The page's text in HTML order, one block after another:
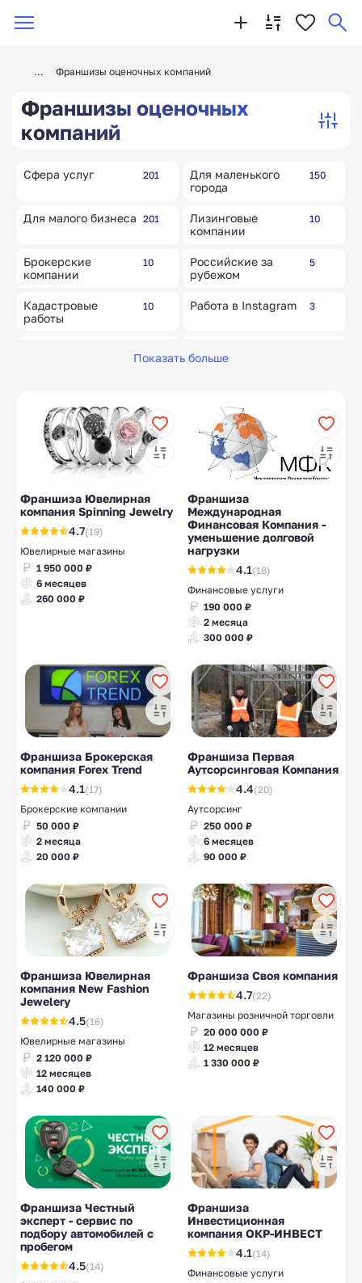
Франшизы оценочных компаний
Франшизы оценочных
компаний
Сфера услуг 201
Для маленького
города
150
Для малого бизнеса 201
Лизинговые
компании
10
Брокерские
компании
10
Российские за
рубежом
5
Кадастровые
работы
10 Работа в Instagram 3
услуги
услуги
Турагентства,
туризм
29
Консалтинговые
компании
зелени
10
Показать больше
Франшиза Ювелирная
компания Spinning Jewelry
4.7(19)
Ювелирные магазины
1 950 000 ₽
6 месяцев
260 000 ₽
Франшиза
Международная
Финансовая Компания -
уменьшение долговой
нагрузки
4.1(18)
Финансовые услуги
190 000 ₽
2 месяца
300 000 ₽
Франшиза Брокерская
компания Forex Trend
4.1(17)
Брокерские компании
50 000 ₽
2 месяца
20 000 ₽
Франшиза Первая
Аутсорсинговая Компания
4.4(20)
Аутсорсинг
250 000 ₽
6 месяцев
90 000 ₽
Франшиза Ювелирная
компания New Fashion
Jewelery
4.5(16)
Ювелирные магазины
2 120 000 ₽
12 месяцев
140 000 ₽
Франшиза Своя компания
4.7(22)
Магазины розничной торговли
20 000 000 ₽
12 месяцев
1 330 000 ₽
Франшиза Честный
эксперт - сервис по
подбору автомобилей с
пробегом
4.5(14)
Франшиза
Инвестиционная
компания ОКР-ИНВЕСТ
4.1(14)
Финансовые услуги